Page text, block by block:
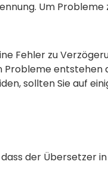
Um Probleme
Fehler zu
Probleme entstehen
sollten Sie auf
der Übersetzer